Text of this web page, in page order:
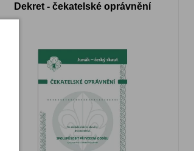
Dekret - čekatelské oprávnění